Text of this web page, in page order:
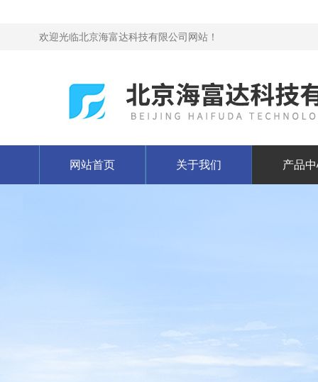
欢迎光临北京海富达科技有限公司网站！
网站首页 关于我们 产品